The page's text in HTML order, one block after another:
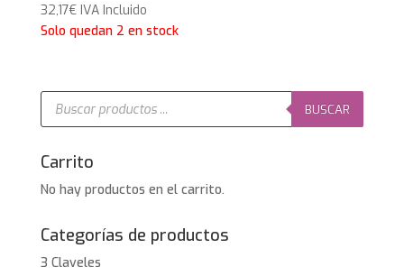
32,17€ IVA Incluido
Solo quedan 2 en stock
Búsqueda
productos
BUSCAR
Carrito
No hay productos en el carrito.
Categorías de productos
3 Claveles